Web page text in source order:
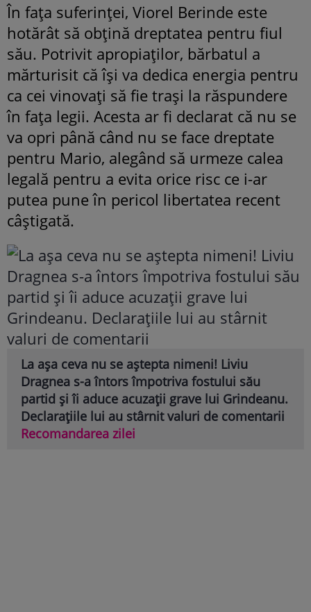
În fața suferinței, Viorel Berinde este
hotărât să obțină dreptatea pentru fiul
său. Potrivit apropiaților, bărbatul a
mărturisit că își va dedica energia pentru
ca cei vinovați să fie trași la răspundere
în fața legii. Acesta ar fi declarat că nu se
va opri până când nu se face dreptate
pentru Mario, alegând să urmeze calea
legală pentru a evita orice risc ce i-ar
putea pune în pericol libertatea recent
câștigată.
La așa ceva nu se aștepta nimeni! Liviu
Dragnea s-a întors împotriva fostului său
partid și îi aduce acuzații grave lui Grindeanu.
Declarațiile lui au stârnit valuri de comentarii
Recomandarea zilei